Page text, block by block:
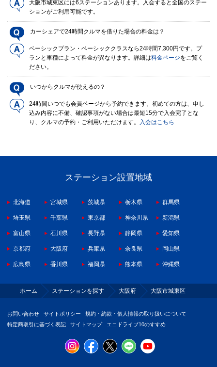
大阪市城東区には6ステーションあります。入会すると全国のステー
ションがご利用可能です。
カーシェアで24時間クルマを借りた場合の料金は？
ベーシックプラン・ベーシッククラスなら24時間7,300円です。プ
ランと車種によって料金が異なります。詳細は料金ページをご覧く
ださい。
いつからクルマが使えるの？
24時間いつでも会員ページから予約できます。初めての方は、申し
込み内容に不備、確認事項がない場合は最短15分で入会完了とな
り、クルマの予約・ご利用いただけます。
入会はこちら
ステーション設置地域
北海道 宮城県 茨城県 栃木県 群馬県
埼玉県 千葉県 東京都 神奈川県 新潟県
富山県 石川県 長野県 静岡県 愛知県
京都府 大阪府 兵庫県 奈良県 岡山県
広島県 香川県 福岡県 熊本県 沖縄県
ホーム ステーションを探す 大阪府 大阪市城東区
お問い合わせ サイトポリシー
規約・約款・個人情報の取り扱いについて
特定商取引に基づく表記
サイトマップ エコドライブ10のすすめ